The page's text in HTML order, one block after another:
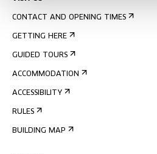
CONTACT AND OPENING TIMES
GETTING HERE
GUIDED TOURS
ACCOMMODATION
ACCESSIBILITY
RULES
BUILDING MAP